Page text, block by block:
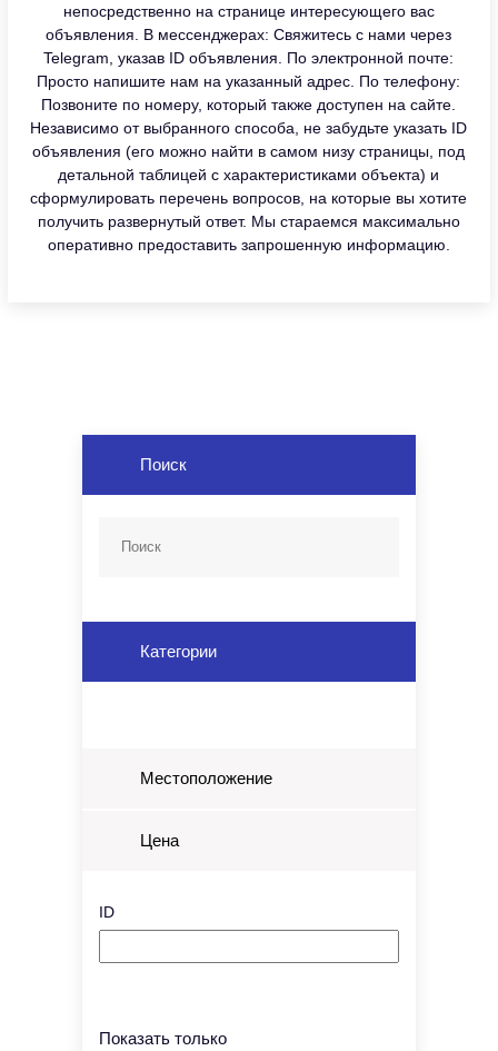
непосредственно на странице интересующего вас
объявления. В мессенджерах: Свяжитесь с нами через
Telegram, указав ID объявления. По электронной почте:
Просто напишите нам на указанный адрес. По телефону:
Позвоните по номеру, который также доступен на сайте.
Независимо от выбранного способа, не забудьте указать ID
объявления (его можно найти в самом низу страницы, под
детальной таблицей с характеристиками объекта) и
сформулировать перечень вопросов, на которые вы хотите
получить развернутый ответ. Мы стараемся максимально
оперативно предоставить запрошенную информацию.
Поиск
Категории
Местоположение
Цена
ID
Показать только